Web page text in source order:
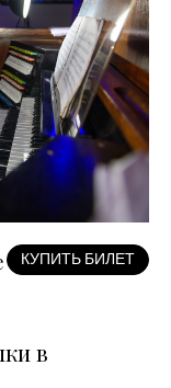
КУПИТЬ БИЛЕТ
в